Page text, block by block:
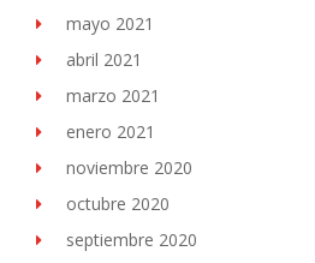
mayo 2021
abril 2021
marzo 2021
enero 2021
noviembre 2020
octubre 2020
septiembre 2020